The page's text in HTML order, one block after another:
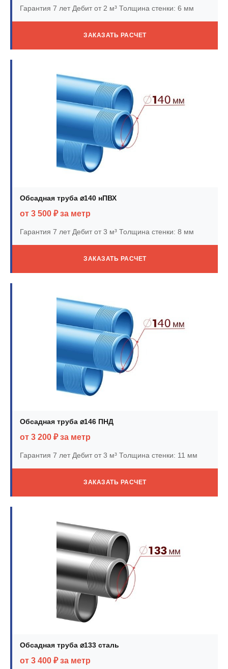
Гарантия 7 летДебит от 2 м³ Толщина стенки: 6 мм
ЗАКАЗАТЬ РАСЧЕТ
Обсадная труба ⌀140 нПВХ
от 3 500 ₽ за метр
Гарантия 7 летДебит от 3 м³ Толщина стенки: 8 мм
ЗАКАЗАТЬ РАСЧЕТ
Обсадная труба ⌀146 ПНД
от 3 200 ₽ за метр
Гарантия 7 летДебит от 3 м³ Толщина стенки: 11 мм
ЗАКАЗАТЬ РАСЧЕТ
Обсадная труба ⌀133 сталь
от 3 400 ₽ за метр